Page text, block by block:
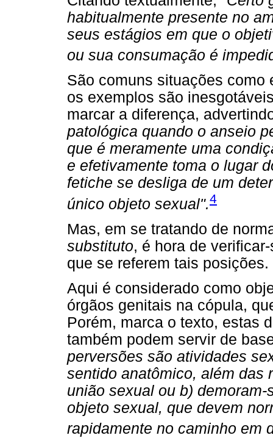
habitualmente presente no
seus estágios em que o
ou sua consumação é
São comuns situações como
os exemplos são
marcar a diferença,
patológica quando o anseio
que é meramente uma
e efetivamente toma o lugar
fetiche se desliga de um
único objeto sexual".4
Mas, em se tratando de
substituto, é hora de
que se referem tais posições.
Aqui é considerado como
órgãos genitais na cópula,
Porém, marca o texto, estas
também podem servir de
perversões são atividades
sentido anatômico, além das
união sexual ou b)
objeto sexual, que devem
rapidamente no caminho em